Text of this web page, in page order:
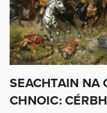
SEACHTAIN NA
CHNOIC: